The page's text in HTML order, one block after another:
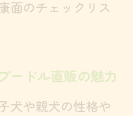
ル直販のフォ
た時の直販サ
面のチェックリス
ードル直販の魅力
犬や親犬の性格や